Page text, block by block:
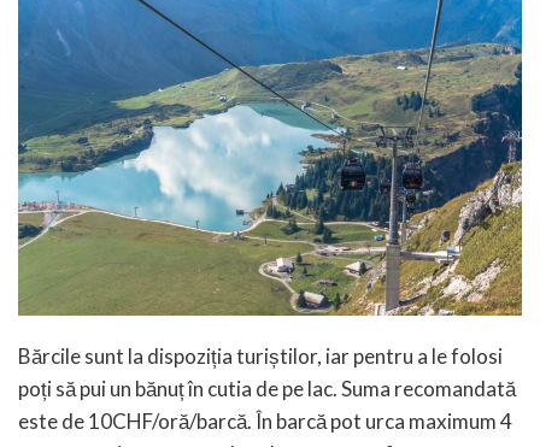
Bărcile sunt la dispoziția turiștilor, iar pentru a le folosi
poți să pui un bănuț în cutia de pe lac. Suma recomandată
este de 10CHF/oră/barcă. În barcă pot urca maximum 4